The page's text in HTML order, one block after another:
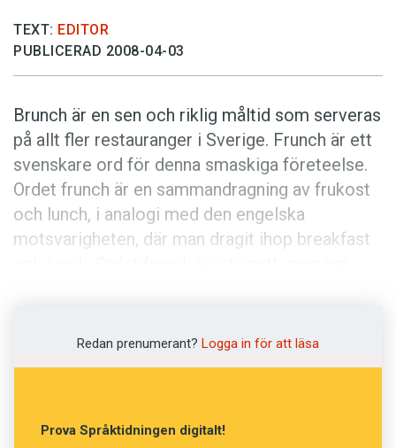
Föreslå nyord
Annonsera
Prenumerera
Läs Språktidningen digitalt
Press
TEXT: EDITOR
PUBLICERAD 2008-04-03
Brunch är en sen och riklig måltid som serveras
på allt fler restauranger i Sverige. Frunch är ett
svenskare ord för denna smaskiga företeelse.
Ordet frunch är en sammandragning av frukost
och lunch, i analogi med den engelska
motsvarigheten, där man dragit ihop breakfast
fenomenet ifråga.
Redan prenumerant? Logga in för att läsa
Prova Språktidningen digitalt!